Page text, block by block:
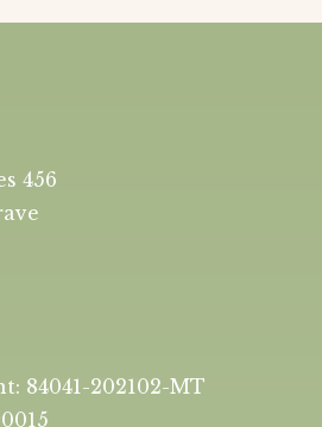
456
84041-202102-MT